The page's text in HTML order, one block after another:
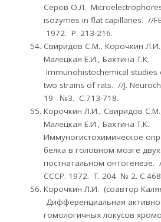
Серов О.Л.
isozymes in flat capillaries. //
1972. Р. 213-216.
Свиридов С.М., Корочкин
Малецкая Е.И., Бахтина Т.К.
Immunohistochemical studies
two strains of rats. //J.
19. №3. С.713-718.
Корочкин Л.И., Свиридов
Малецкая Е.И., Бахтина Т.К.
Иммуногистохимическое
белка в головном мозге
постнатальном
СССР. 1972. Т. 204. № 2.
Корочкин Л.И. (соавтор
Дифференциальная
гомологичных локусов